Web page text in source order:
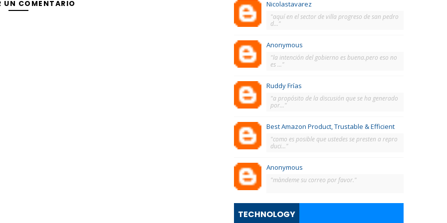
UN COMENTARIO Nicolastavarez
"aquí en el sector de villa progreso de san pedro
d..."
Anonymous
"la intención del gobierno es buena.pero eso no
es ..."
Ruddy Frías
"a propósito de la discusión que se ha generado
por..."
Best Amazon Product, Trustable & Efficient
"como es posible que ustedes se presten a repro
duci..."
Anonymous
"màndeme su correo por favor."
TECHNOLOGY